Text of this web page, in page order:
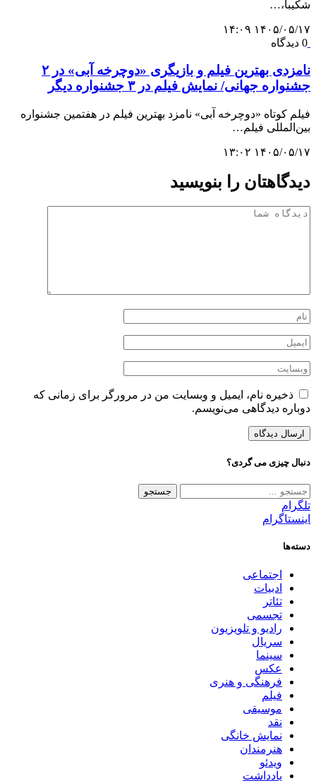
شکیبا،…
۱۴۰۵/۰۵/۱۷ ۱۴:۰۹
0 دیدگاه
نامزدی بهترین فیلم و بازیگری «دوچرخه آبی» در ۲
جشنواره جهانی/ نمایش فیلم در ۳ جشنواره دیگر
فیلم کوتاه «دوچرخه آبی» نامزد بهترین فیلم در هفتمین جشنواره
بین‌المللی فیلم…
۱۴۰۵/۰۵/۱۷ ۱۳:۰۲
دیدگاهتان را بنویسید
ذخیره نام، ایمیل و وبسایت من در مرورگر برای زمانی که
دوباره دیدگاهی می‌نویسم.
دنبال چیزی می گردی؟
جستجو
برای:
تلگرام
اینستاگرام
دسته‌ها
اجتماعی
ادبیات
تئاتر
تجسمی
رادیو و تلویزیون
سریال
سینما
عکس
فرهنگی و هنری
فیلم
موسیقی
نقد
نمایش خانگی
هنرمندان
ویدئو
یادداشت